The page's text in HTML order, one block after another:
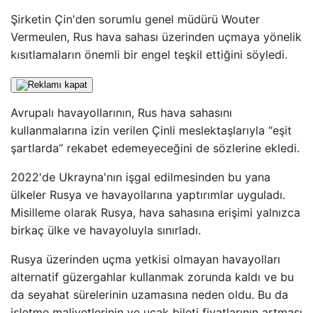
Şirketin Çin'den sorumlu genel müdürü Wouter
Vermeulen, Rus hava sahası üzerinden uçmaya yönelik
kısıtlamaların önemli bir engel teşkil ettiğini söyledi.
Avrupalı ​​havayollarının, Rus hava sahasını
kullanmalarına izin verilen Çinli meslektaşlarıyla “eşit
şartlarda” rekabet edemeyeceğini de sözlerine ekledi.
2022'de Ukrayna'nın işgal edilmesinden bu yana
ülkeler Rusya ve havayollarına yaptırımlar uyguladı.
Misilleme olarak Rusya, hava sahasına erişimi yalnızca
birkaç ülke ve havayoluyla sınırladı.
Rusya üzerinden uçma yetkisi olmayan havayolları
alternatif güzergahlar kullanmak zorunda kaldı ve bu
da seyahat sürelerinin uzamasına neden oldu. Bu da